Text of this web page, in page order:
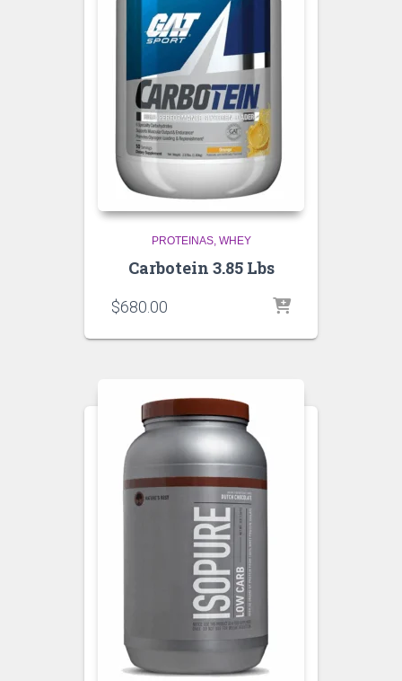
PROTEINAS WHEY
Carbotein 3.85 Lbs
$680.00